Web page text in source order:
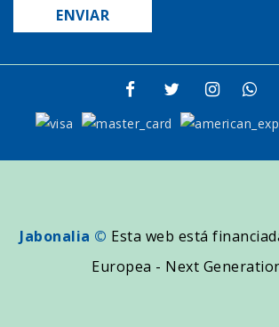
Jabonalia © Esta web está
Europea - Next